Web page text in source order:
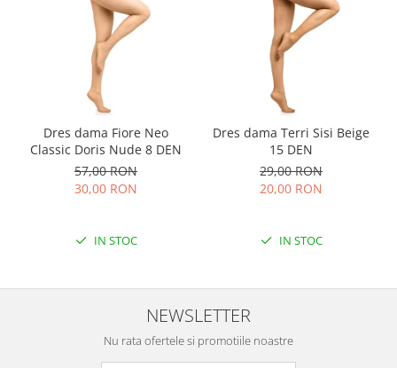
Dres dama Fiore Neo
Classic Doris Nude 8 DEN
57,00 RON
30,00 RON
IN STOC
Dres dama Terri Sisi Beige
15 DEN
29,00 RON
20,00 RON
IN STOC
NEWSLETTER
Nu rata ofertele si promotiile noastre